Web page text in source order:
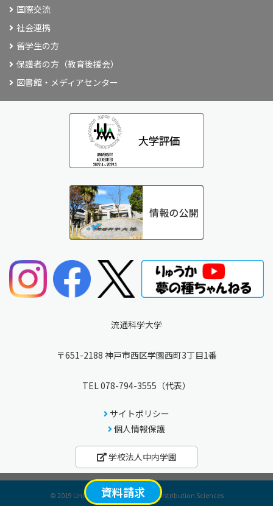
資料請求
国際交流
社会連携
留学生の方
保護者の方（教育後援会）
図書館・メディアセンター
流通科学大学
〒651-2188 神戸市西区学園西町3丁目1番
TEL 078-794-3555 （代表）
サイトポリシー
個人情報保護
学校法人中内学園
© 2019 University of Marketing and Distribution Sciences